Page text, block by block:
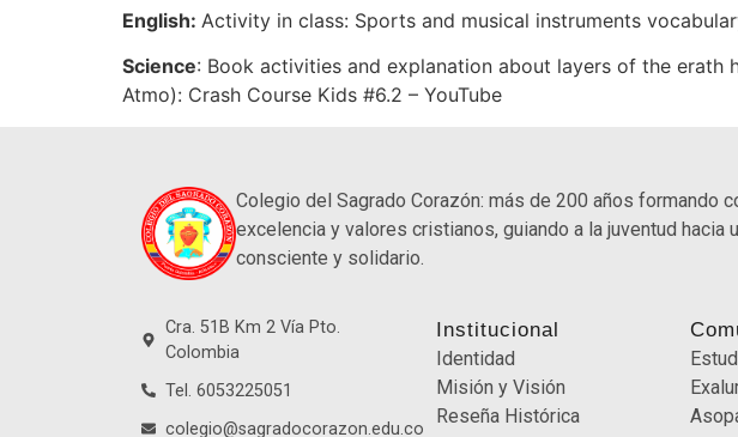
English: Activity in class: Sports and musical instruments
Science: Book activities and explanation about layers of the erath
Atmo): Crash Course Kids #6.2 – YouTube
Colegio del Sagrado Corazón: más de 200 años formando
excelencia y valores cristianos, guiando a la juventud hacia
consciente y solidario.
Cra. 51B Km 2 Vía Pto.
Colombia
Tel. 6053225051
colegio@sagradocorazon.edu.co
Institucional
Identidad
Misión y Visión
Reseña Histórica